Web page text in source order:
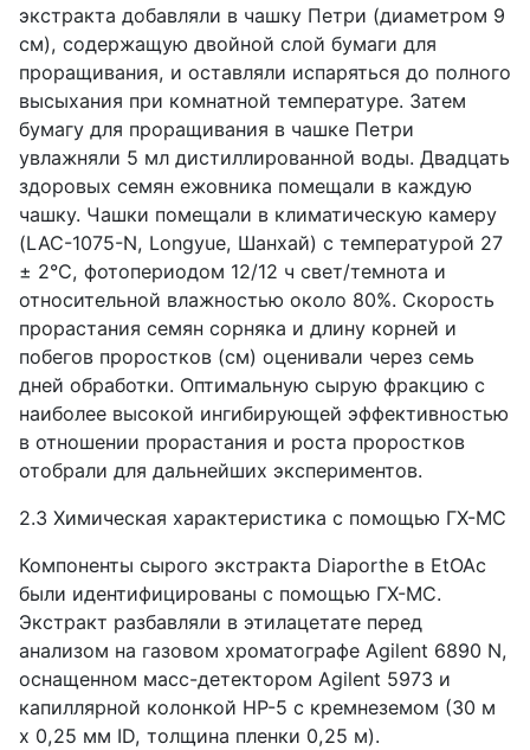
экстракта добавляли в чашку Петри (диаметром 9
см), содержащую двойной слой бумаги для
проращивания, и оставляли испаряться до полного
высыхания при комнатной температуре. Затем
бумагу для проращивания в чашке Петри
увлажняли 5 мл дистиллированной воды. Двадцать
здоровых семян ежовника помещали в каждую
чашку. Чашки помещали в климатическую камеру
(LAC-1075-N, Longyue, Шанхай) с температурой 27
± 2°C, фотопериодом 12/12 ч свет/темнота и
относительной влажностью около 80%. Скорость
прорастания семян сорняка и длину корней и
побегов проростков (см) оценивали через семь
дней обработки. Оптимальную сырую фракцию с
наиболее высокой ингибирующей эффективностью
в отношении прорастания и роста проростков
отобрали для дальнейших экспериментов.
2.3 Химическая характеристика с помощью ГХ-МС
Компоненты сырого экстракта Diaporthe в EtOAc
были идентифицированы с помощью ГХ-МС.
Экстракт разбавляли в этилацетате перед
анализом на газовом хроматографе Agilent 6890 N,
оснащенном масс-детектором Agilent 5973 и
капиллярной колонкой HP-5 с кремнеземом (30 м
x 0,25 мм ID, толщина пленки 0,25 м).